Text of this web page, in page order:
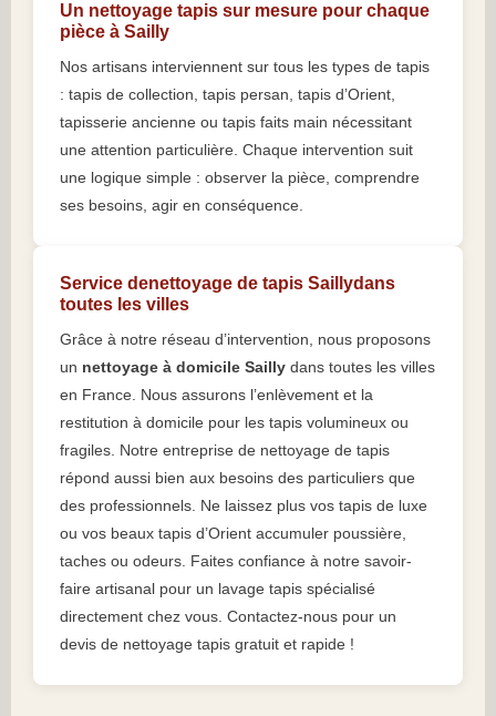
Un nettoyage tapis sur mesure pour chaque
pièce à Sailly
Nos artisans interviennent sur tous les types de tapis
: tapis de collection, tapis persan, tapis d’Orient,
tapisserie ancienne ou tapis faits main nécessitant
une attention particulière. Chaque intervention suit
une logique simple : observer la pièce, comprendre
ses besoins, agir en conséquence.
Service denettoyage de tapis Saillydans
toutes les villes
Grâce à notre réseau d’intervention, nous proposons
un nettoyage à domicile Sailly dans toutes les villes
en France. Nous assurons l’enlèvement et la
restitution à domicile pour les tapis volumineux ou
fragiles. Notre entreprise de nettoyage de tapis
répond aussi bien aux besoins des particuliers que
des professionnels. Ne laissez plus vos tapis de luxe
ou vos beaux tapis d’Orient accumuler poussière,
taches ou odeurs. Faites confiance à notre savoir-
faire artisanal pour un lavage tapis spécialisé
directement chez vous. Contactez-nous pour un
devis de nettoyage tapis gratuit et rapide !